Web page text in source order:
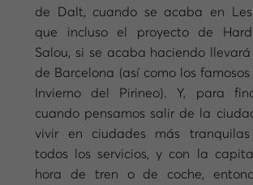
de Dalt, cuando se acaba en Les
que incluso el proyecto de
Salou, si se acaba haciendo
de Barcelona (así como los
Invierno del Pirineo). Y, para
cuando pensamos salir de la
vivir en ciudades más
todos los servicios, y con la
hora de tren o de coche,